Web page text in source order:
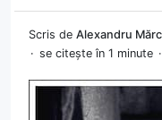
Scris de Alexandru
se citește în 1 minute